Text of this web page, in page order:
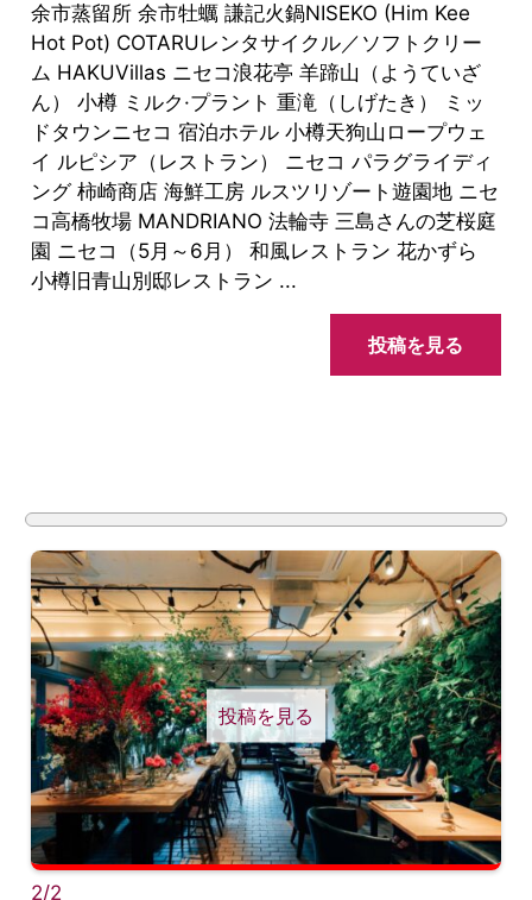
余市蒸留所 余市牡蠣 謙記火鍋NISEKO (Him Kee
Hot Pot) COTARUレンタサイクル／ソフトクリー
ム HAKUVillas ニセコ浪花亭 羊蹄山（ようていざ
ん） 小樽 ミルク·プラント 重滝（しげたき） ミッ
ドタウンニセコ 宿泊ホテル 小樽天狗山ロープウェ
イ ルピシア（レストラン） ニセコ パラグライディ
ング 柿崎商店 海鮮工房 ルスツリゾート遊園地 ニセ
コ高橋牧場 MANDRIANO 法輪寺 三島さんの芝桜庭
園 ニセコ（5月～6月） 和風レストラン 花かずら
小樽旧青山別邸レストラン ...
投稿を見る
投稿を見る
2/2